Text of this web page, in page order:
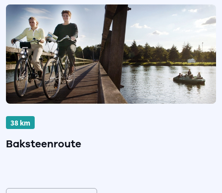
38 km
Baksteenroute